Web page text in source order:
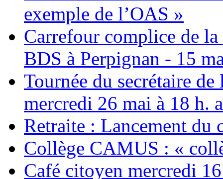
exemple de l’OAS »
Carrefour complice de
BDS à Perpignan - 15
Tournée du secrétaire
mercredi 26 mai à 18 h.
Retraite : Lancement du
Collège CAMUS : «
Café citoyen mercredi